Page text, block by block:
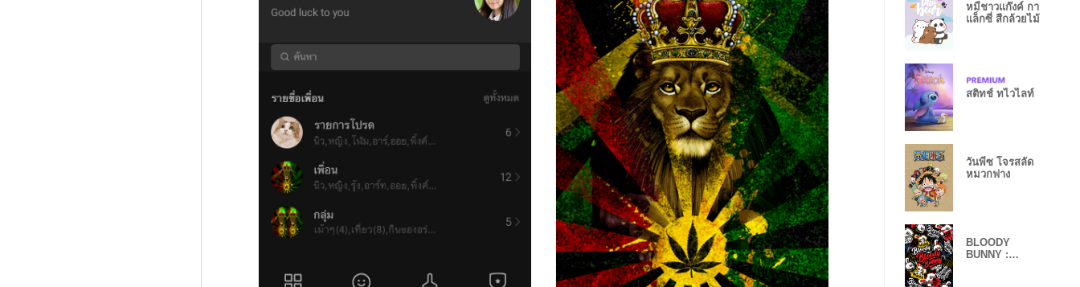
หมีชาวแก๊งค์ กา
แล็กซี่ สีกล้วยไม้
สติทช์ ทไวไลท์
วันพีซ โจรสลัด
หมวกฟาง
BLOODY
BUNNY :